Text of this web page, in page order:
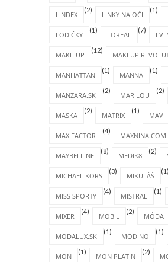
LINDEX
(2)
LINKY NA OČI
(1)
LODIČKY
(1)
LOREAL
(7)
MAKE-UP
(12)
MAKEUP
MANHATTAN
(1)
MANNA
(1)
MANZARA.SK
(2)
MARILOU
(2)
MASKA
(2)
MATRIX
(1)
MAVI
MAX FACTOR
(4)
MAXNINA.COM
MAYBELLINE
(8)
MEDIK8
(2)
MICHAEL KORS
(3)
MIKULÁŠ
(1)
MISS SPORTY
(4)
MISTRAL
(1)
MIXER
(4)
MOBIL
(2)
MÓDA
MODALUX.SK
(1)
MODINO
(1)
MON
(1)
MON PLATIN
(2)